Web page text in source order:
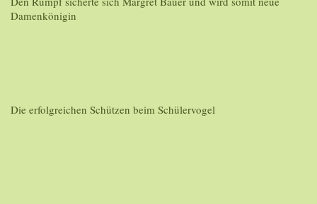
Damenkönigin
Die erfolgreichen Schützen beim Schülervogel